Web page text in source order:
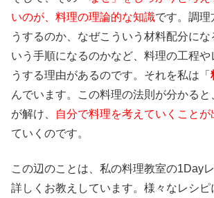
いのが、料理の理論的な知識です。調理
うするのか、なぜこういう材料配分にな
いう手順になるのかなど、料理の工程
うする理由があるのです。それを私は「
んでいます。この料理の法則が分かる
が解け、
自分で料理を考えていくことが
ていくのです。
この辺のことは、私の料理教室の1Day
詳しくお教えしています。様々なレシ